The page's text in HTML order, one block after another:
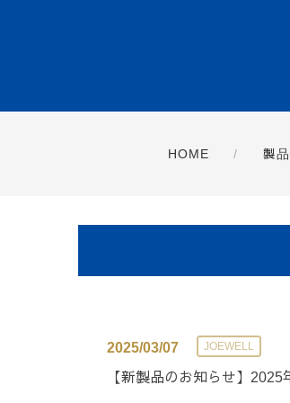
HOME 製
2025/03/07 JOEWELL
【新製品のお知らせ】